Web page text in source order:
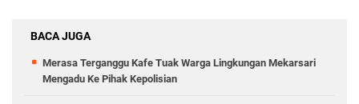
BACA JUGA
Merasa Terganggu Kafe Tuak Warga Lingkungan Mekarsari
Mengadu Ke Pihak Kepolisian